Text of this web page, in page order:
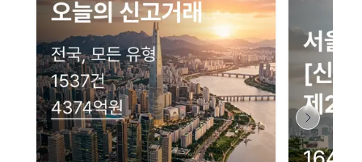
네이버 지도 연결 안내
현재 네이버 지도 연결이 원활하지 않아 지도를 불러올 수 없습니다.
이용에 불편을 드려 죄송합니다.
다시 시도